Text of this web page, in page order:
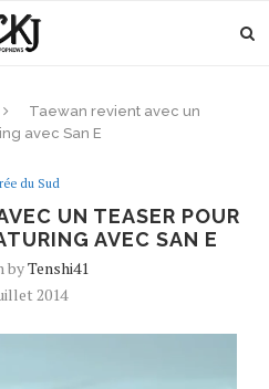
Taewan revient avec un
avec San E
du Sud
UN TEASER POUR
AVEC SAN E
byTenshi41
2014